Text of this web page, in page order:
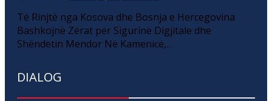
Të Rinjtë nga Kosova dhe Bosnja e Hercegovina
Bashkojnë Zërat për Sigurinë Digjitale dhe
Shëndetin Mendor Në Kamenicë,...
DIALOG